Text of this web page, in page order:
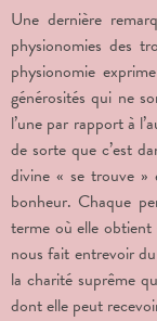
Une dernière
physionomies des
physionomie
générosités qui ne
l’une par rapport à
de sorte que c’est
divine « se trouve »
bonheur. Chaque
terme où elle obtient
nous fait entrevoir
la charité suprême
dont elle peut